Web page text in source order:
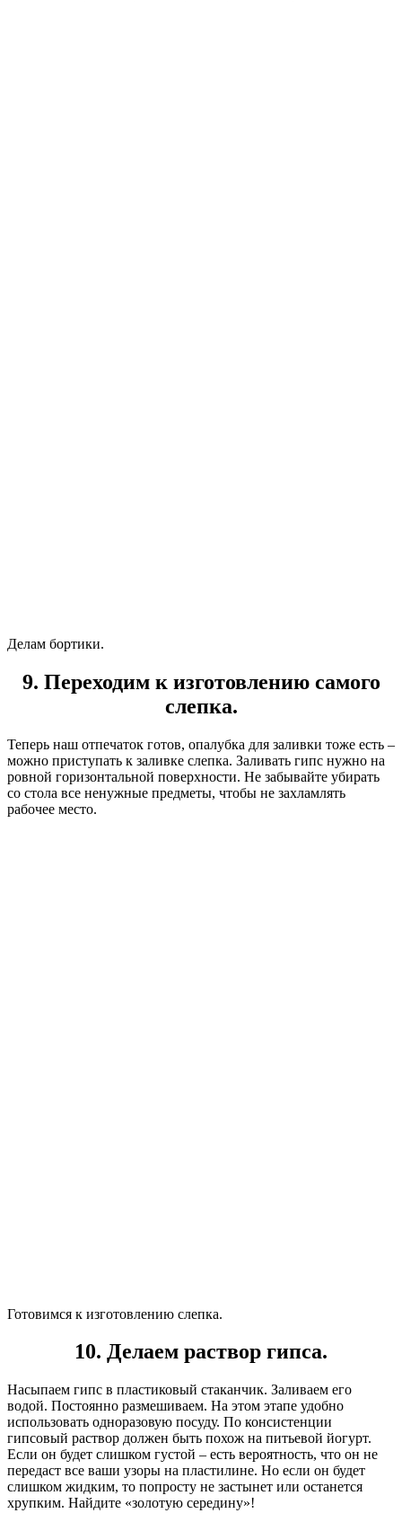
Делам бортики.
9. Переходим к изготовлению самого
слепка.
Теперь наш отпечаток готов, опалубка для заливки тоже есть –
можно приступать к заливке слепка. Заливать гипс нужно на
ровной горизонтальной поверхности. Не забывайте убирать
со стола все ненужные предметы, чтобы не захламлять
рабочее место.
Готовимся к изготовлению слепка.
10. Делаем раствор гипса.
Насыпаем гипс в пластиковый стаканчик. Заливаем его
водой. Постоянно размешиваем. На этом этапе удобно
использовать одноразовую посуду. По консистенции
гипсовый раствор должен быть похож на питьевой йогурт.
Если он будет слишком густой – есть вероятность, что он не
передаст все ваши узоры на пластилине. Но если он будет
слишком жидким, то попросту не застынет или останется
хрупким. Найдите «золотую середину»!